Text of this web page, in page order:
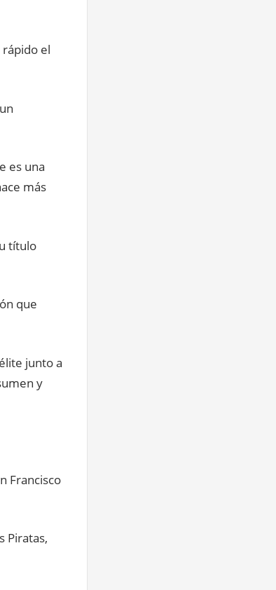
el
es una
más
título
que
junto a
y
Francisco
Piratas,